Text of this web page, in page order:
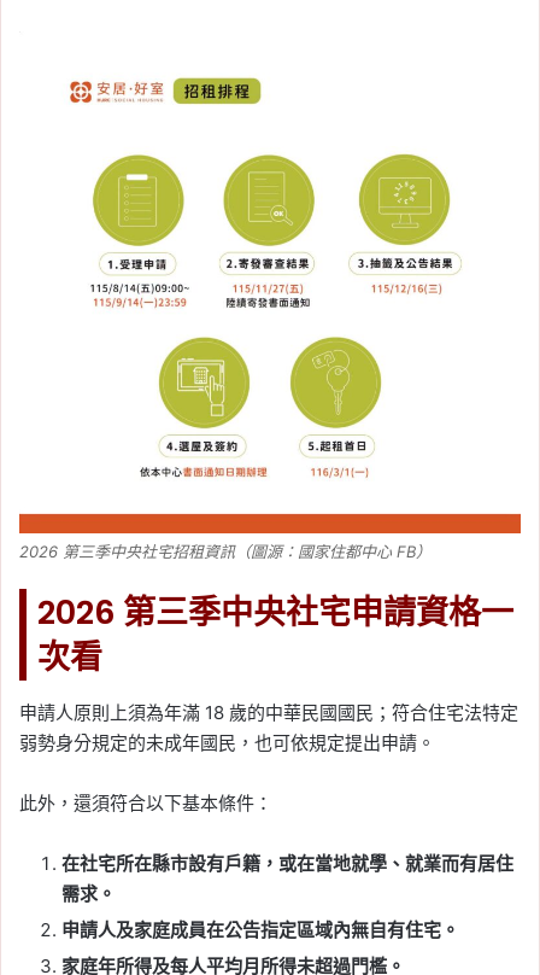
2026 第三季中央社宅招租資訊（圖源：國家住都中心 FB）
2026 第三季中央社宅申請資格一
次看
申請人原則上須為年滿 18 歲的中華民國國民；符合住宅法特定
弱勢身分規定的未成年國民，也可依規定提出申請。
此外，還須符合以下基本條件：
在社宅所在縣市設有戶籍，或在當地就學、就業而有居住
需求。
申請人及家庭成員在公告指定區域內無自有住宅。
家庭年所得及每人平均月所得未超過門檻。